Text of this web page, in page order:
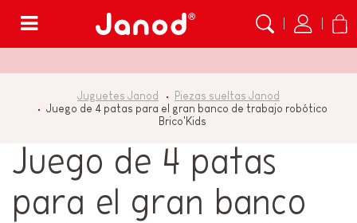
Juguetes Janod
Piezas sueltas Janod
Juego de 4 patas para el gran banco de trabajo robótico
Brico'Kids
Juego de 4 patas
para el gran banco